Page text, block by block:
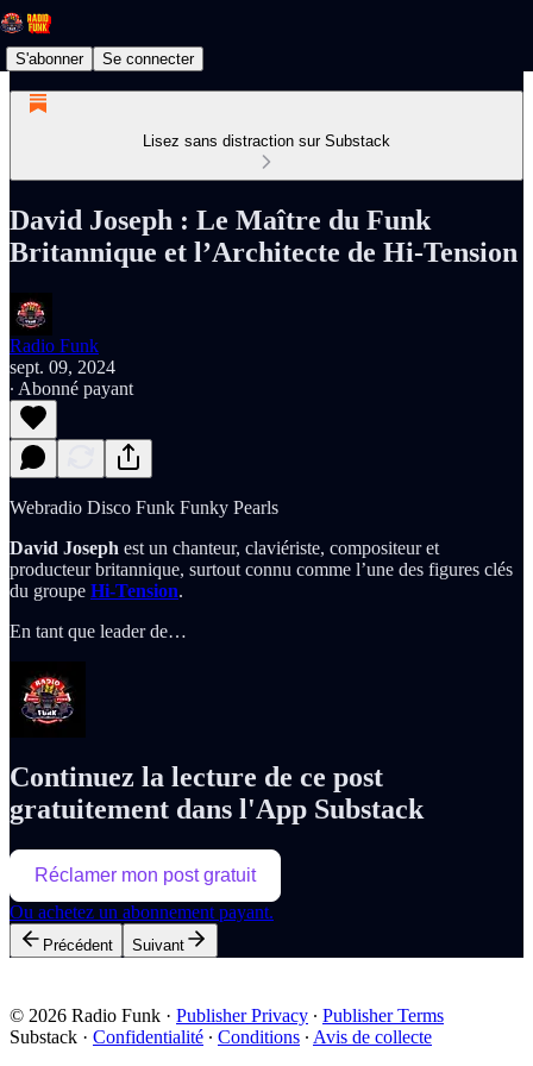
S'abonner Se connecter
Lisez sans distraction sur Substack
David Joseph : Le Maître du Funk
Britannique et l’Architecte de Hi-Tension
Radio Funk
sept. 09, 2024
∙ Abonné payant
Webradio Disco Funk Funky Pearls
David Joseph est un chanteur, claviériste, compositeur et
producteur britannique, surtout connu comme l’une des figures clés
du groupe Hi-Tension.
En tant que leader de…
Continuez la lecture de ce post
gratuitement dans l'App Substack
Réclamer mon post gratuit
Ou achetez un abonnement payant.
Précédent Suivant
© 2026 Radio Funk · Publisher Privacy ∙ Publisher Terms
Substack · Confidentialité ∙ Conditions ∙ Avis de collecte